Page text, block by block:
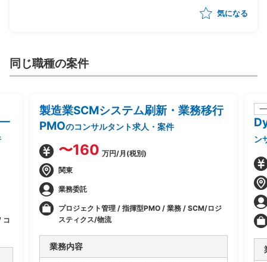
気になる
同じ職種の案件
コ
製造業SCMシステム刷新・業務移行
PMOのコンサルタント求人・案件
〜160 万円/月(税別)
関東
業務委託
プロジェクト管理 / 指揮型PMO / 業務 / SCM/ロジ
スティクス/物流
業務内容
ン